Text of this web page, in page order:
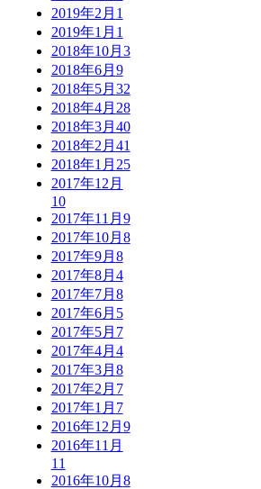
2019年2月 1
2019年1月 1
2018年10月 3
2018年6月 9
2018年5月 32
2018年4月 28
2018年3月 40
2018年2月 41
2018年1月 25
2017年12月
10
2017年11月 9
2017年10月 8
2017年9月 8
2017年8月 4
2017年7月 8
2017年6月 5
2017年5月 7
2017年4月 4
2017年3月 8
2017年2月 7
2017年1月 7
2016年12月 9
2016年11月
11
2016年10月 8